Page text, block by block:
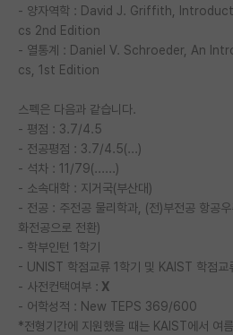
임용 후기 게시판
PI 전용 게시판
특수/전문대학원 게시판
반도체/AI 게시판
장학금/장학생 게시판
학술 정보 게시판
홍보 게시판
커리어
- 양자역학 : David J. Griffith,
cs 2nd Edition
- 열통계 : Daniel V. Schroeder, An
cs, 1st Edition
스펙은 다음과 같습니다.
- 평점 : 3.7/4.5
- 전공평점 : 3.7/4.5(...)
- 석차 : 11/79(......)
- 소속대학 : 지거국(부산대)
- 전공 : 주전공 물리학과, (전)부전공 항공
화전공으로 전환)
- 학부인턴 1학기
- UNIST 학점교류 1학기 및 KAIST 학점교
- 사전컨택여부 : X
- 어학성적 : New TEPS 369/600
*전형기간에 지원했을 때는 KAIST에서 여